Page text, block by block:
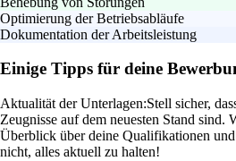
Optimierung der Betriebsabläufe
Dokumentation der Arbeitsleistung
Einige Tipps für deine
Aktualität der Unterlagen:Stell sicher,
Zeugnisse auf dem neuesten Stand sind.
Überblick über deine Qualifikationen
nicht, alles aktuell zu halten!